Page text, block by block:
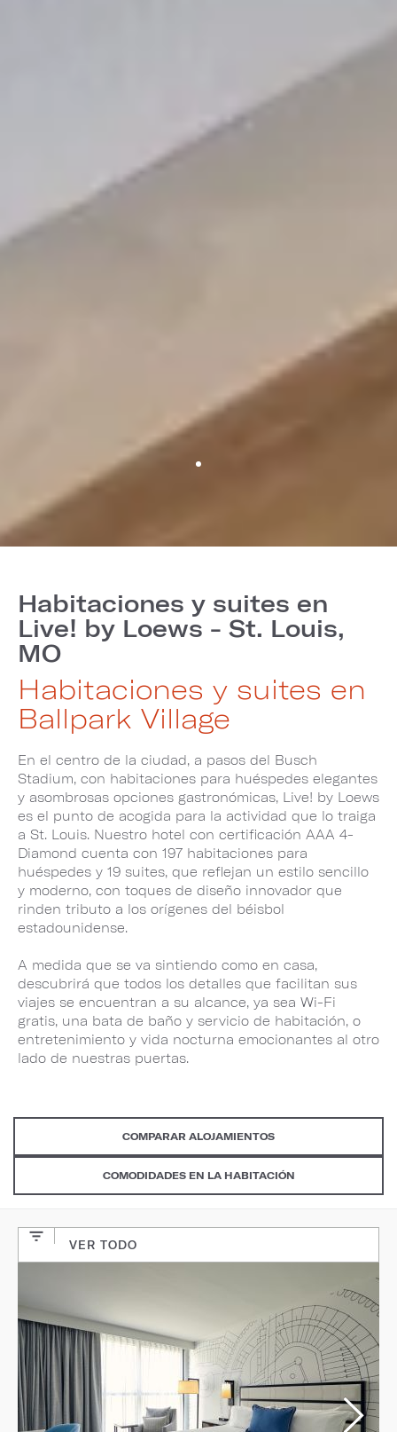
Habitaciones y suites en
Live! by Loews - St. Louis,
MO
Habitaciones y suites en
Ballpark Village
En el centro de la ciudad, a pasos del Busch
Stadium, con habitaciones para huéspedes elegantes
y asombrosas opciones gastronómicas, Live! by Loews
es el punto de acogida para la actividad que lo traiga
a St. Louis. Nuestro hotel con certificación AAA 4-
Diamond cuenta con 197 habitaciones para
huéspedes y 19 suites, que reflejan un estilo sencillo
y moderno, con toques de diseño innovador que
rinden tributo a los orígenes del béisbol
estadounidense.
A medida que se va sintiendo como en casa,
descubrirá que todos los detalles que facilitan sus
viajes se encuentran a su alcance, ya sea Wi-Fi
gratis, una bata de baño y servicio de habitación, o
entretenimiento y vida nocturna emocionantes al otro
lado de nuestras puertas.
COMPARAR ALOJAMIENTOS
COMODIDADES EN LA HABITACIÓN
VER TODO